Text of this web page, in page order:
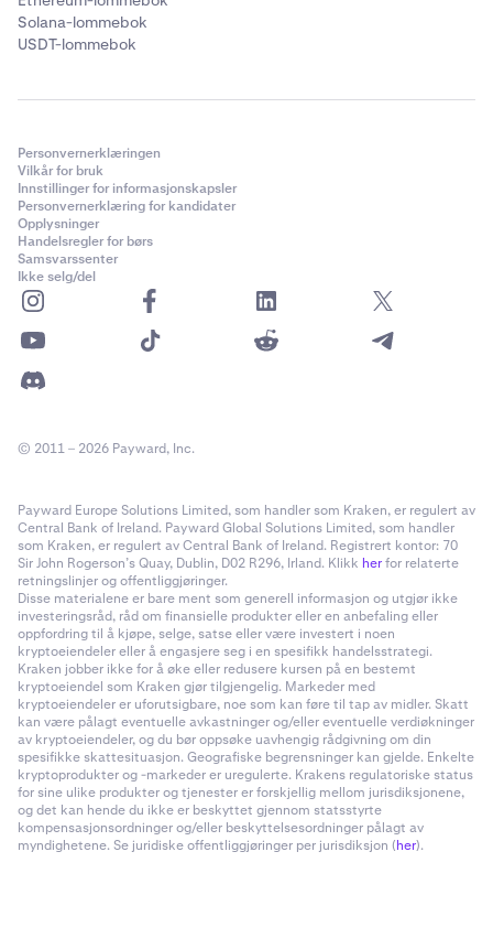
Solana-lommebok
USDT-lommebok
Personvernerklæringen
Vilkår for bruk
Innstillinger for informasjonskapsler
Personvernerklæring for kandidater
Opplysninger
Handelsregler for børs
Samsvarssenter
Ikke selg/del
© 2011 – 2026 Payward, Inc.
Payward Europe Solutions Limited, som handler som Kraken, er regulert av
Central Bank of Ireland. Payward Global Solutions Limited, som handler
som Kraken, er regulert av Central Bank of Ireland. Registrert kontor: 70
Sir John Rogerson’s Quay, Dublin, D02 R296, Irland. Klikk herfor relaterte
retningslinjer og offentliggjøringer.
Disse materialene er bare ment som generell informasjon og utgjør ikke
investeringsråd, råd om finansielle produkter eller en anbefaling eller
oppfordring til å kjøpe, selge, satse eller være investert i noen
kryptoeiendeler eller å engasjere seg i en spesifikk handelsstrategi.
Kraken jobber ikke for å øke eller redusere kursen på en bestemt
kryptoeiendel som Kraken gjør tilgjengelig. Markeder med
kryptoeiendeler er uforutsigbare, noe som kan føre til tap av midler. Skatt
kan være pålagt eventuelle avkastninger og/eller eventuelle verdiøkninger
av kryptoeiendeler, og du bør oppsøke uavhengig rådgivning om din
spesifikke skattesituasjon. Geografiske begrensninger kan gjelde. Enkelte
kryptoprodukter og -markeder er uregulerte. Krakens regulatoriske status
for sine ulike produkter og tjenester er forskjellig mellom jurisdiksjonene,
og det kan hende du ikke er beskyttet gjennom statsstyrte
kompensasjonsordninger og/eller beskyttelsesordninger pålagt av
myndighetene. Se juridiske offentliggjøringer per jurisdiksjon (her).